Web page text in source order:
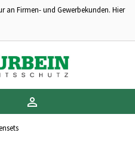
an Firmen- und Gewerbekunden. Hier

×
×
((modalDeleteText))
×
Wunschliste erstellen
×
Artikel Ihrer Wunschliste
Abbrechen